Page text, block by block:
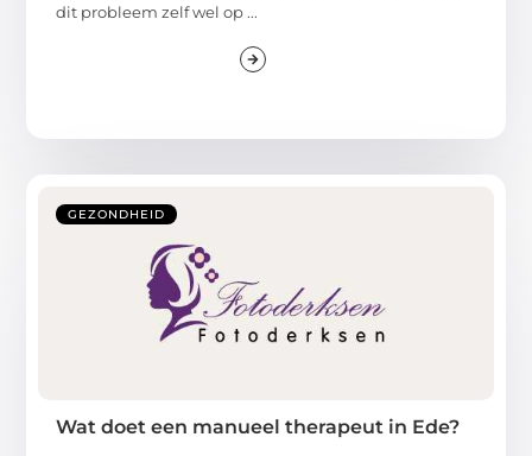
dit probleem zelf wel op ...
GEZONDHEID
Wat doet een manueel therapeut in Ede?